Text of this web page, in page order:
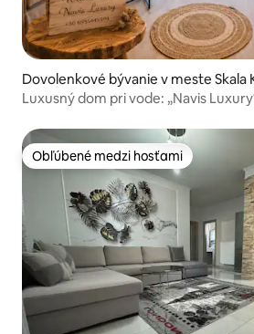
Dovolenkové bývanie v meste Skala
Luxusný dom pri vode: „Navis
Obľúbené medzi hosťami
Obľúbené medzi hosťami